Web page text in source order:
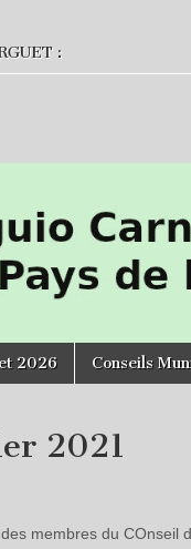
:
2026 Conseils
2021
membres du COnseil